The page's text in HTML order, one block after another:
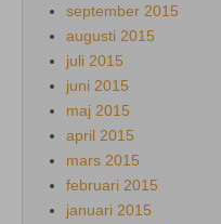
september 2015
augusti 2015
juli 2015
juni 2015
maj 2015
april 2015
mars 2015
februari 2015
januari 2015